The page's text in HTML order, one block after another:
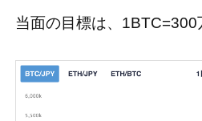
当面の目標は、1BTC=300